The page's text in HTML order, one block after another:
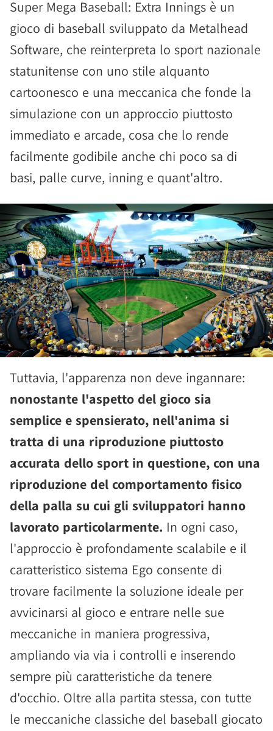
Super Mega Baseball: Extra Innings è un
gioco di baseball sviluppato da Metalhead
Software, che reinterpreta lo sport nazionale
statunitense con uno stile alquanto
cartoonesco e una meccanica che fonde la
simulazione con un approccio piuttosto
immediato e arcade, cosa che lo rende
facilmente godibile anche chi poco sa di
basi, palle curve, inning e quant'altro.
Tuttavia, l'apparenza non deve ingannare:
nonostante l'aspetto del gioco sia
semplice e spensierato, nell'anima si
tratta di una riproduzione piuttosto
accurata dello sport in questione, con una
riproduzione del comportamento fisico
della palla su cui gli sviluppatori hanno
lavorato particolarmente. In ogni caso,
l'approccio è profondamente scalabile e il
caratteristico sistema Ego consente di
trovare facilmente la soluzione ideale per
avvicinarsi al gioco e entrare nelle sue
meccaniche in maniera progressiva,
ampliando via via i controlli e inserendo
sempre più caratteristiche da tenere
d'occhio. Oltre alla partita stessa, con tutte
le meccaniche classiche del baseball giocato